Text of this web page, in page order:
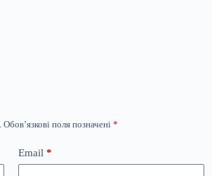
Обов’язкові поля позначені *
Email *